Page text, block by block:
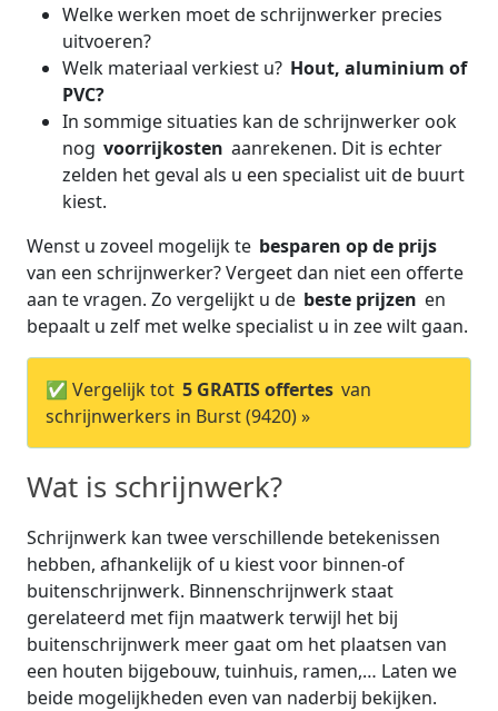
Welke werken moet de schrijnwerker precies
uitvoeren?
Welk materiaal verkiest u? Hout, aluminium of
PVC?
In sommige situaties kan de schrijnwerker ook
nog voorrijkosten aanrekenen. Dit is echter
zelden het geval als u een specialist uit de buurt
kiest.
Wenst u zoveel mogelijk te besparen op de prijs
van een schrijnwerker? Vergeet dan niet een offerte
aan te vragen. Zo vergelijkt u de beste prijzen en
bepaalt u zelf met welke specialist u in zee wilt gaan.
✅ Vergelijk tot 5 GRATIS offertes van
schrijnwerkers in Burst (9420) »
Wat is schrijnwerk?
Schrijnwerk kan twee verschillende betekenissen
hebben, afhankelijk of u kiest voor binnen-of
buitenschrijnwerk. Binnenschrijnwerk staat
gerelateerd met fijn maatwerk terwijl het bij
buitenschrijnwerk meer gaat om het plaatsen van
een houten bijgebouw, tuinhuis, ramen,… Laten we
beide mogelijkheden even van naderbij bekijken.